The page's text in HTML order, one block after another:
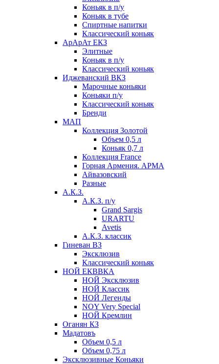
Коньяк в п/у
Коньяк в тубе
Спиртные напитки
Классический коньяк
АрАрАт ЕКЗ
Элитные
Коньяк в п/у
Классический коньяк
Иджеванский ВКЗ
Марочные коньяки
Коньяки п/у
Классический коньяк
Бренди
МАП
Коллекция Золотой
Объем 0,5 л
Коньяк 0,7 л
Коллекция France
Горная Армения. АРМА
Айвазовский
Разные
А.К.З.
А.К.З. п/у
Grand Sargis
URARTU
Avetis
А.К.З. классик
Гиневан ВЗ
Эксклюзив
Классический коньяк
НОЙ ЕКВВКА
НОЙ Эксклюзив
НОЙ Классик
НОЙ Легенды
NOY Very Speсial
НОЙ Кремлин
Оганян КЗ
Мадатовъ
Объем 0,5 л
Объем 0,75 л
Эксклюзивные Коньяки